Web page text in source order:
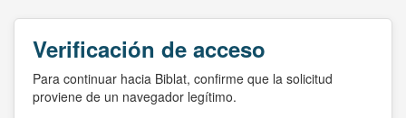
Verificación de acceso
Para continuar hacia Biblat, confirme que la solicitud
proviene de un navegador legítimo.